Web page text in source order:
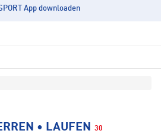
App downloaden
• LAUFEN 30